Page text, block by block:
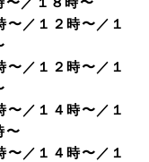
／１２時〜／１
／１２時〜／１
／１４時〜／１
〜
／１４時〜／１